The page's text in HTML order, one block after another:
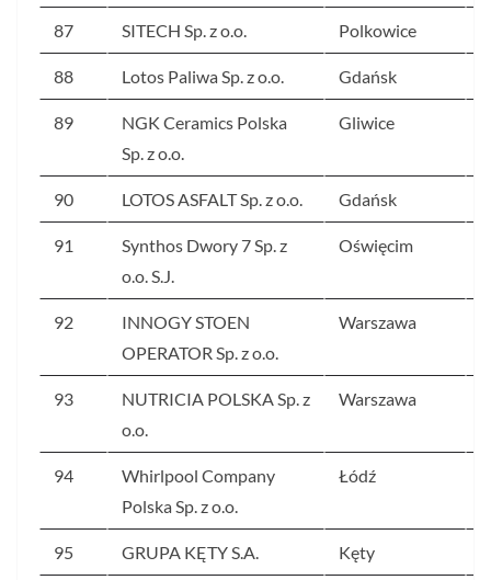
87 SITECH Sp. z o.o. Polkowice
88 Lotos Paliwa Sp. z o.o. Gdańsk
89
NGK Ceramics Polska
Sp. z o.o.
Gliwice
90 LOTOS ASFALT Sp. z o.o. Gdańsk
91
Synthos Dwory 7 Sp. z
o.o. S.J.
Oświęcim
92
INNOGY STOEN
OPERATOR Sp. z o.o.
Warszawa
93
NUTRICIA POLSKA Sp. z
o.o.
Warszawa
94
Whirlpool Company
Polska Sp. z o.o.
Łódź
95 GRUPA KĘTY S.A. Kęty